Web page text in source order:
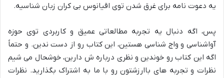
یه دعوت نامه برای غرق شدن توی اقیانوس بی کران زبان شناسیه.
پس، اگه دنبال یه تجربه مطالعاتی عمیق و کاربردی توی حوزه
آواشناسی و واج شناسی هستین، این کتاب رو از دست ندین. و حتماً
اگه این کتاب رو خوندین و نظری درباره ش دارین، خوشحال می شیم
نظرات و تجربه های باارزشتون رو با ما به اشتراک بگذارید. نظرات